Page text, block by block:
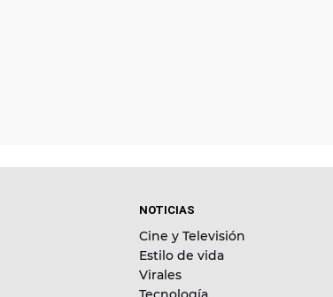
NOTICIAS
Cine y Televisión
Estilo de vida
Virales